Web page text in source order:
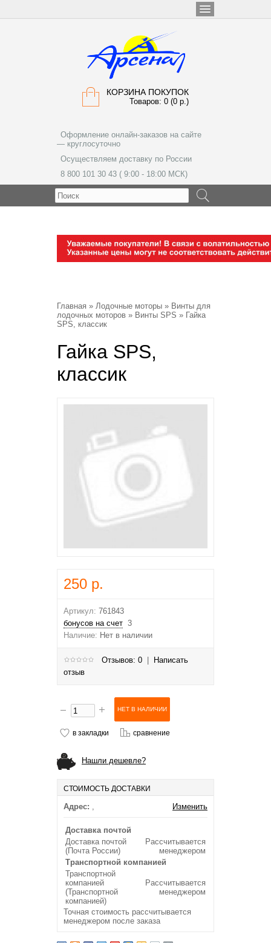
КОРЗИНА ПОКУПОК
Товаров: 0 (0 р.)
Оформление онлайн-заказов на сайте
— круглосуточно
Осуществляем доставку по России
8 800 101 30 43 ( 9:00 - 18:00 МСК)
Главная » Лодочные моторы » Винты для
лодочных моторов » Винты SPS » Гайка
SPS, классик
Гайка SPS,
классик
250 р.
Артикул: 761843
бонусов на счет 3
Наличие: Нет в наличии
Отзывов: 0
Написать
отзыв
в закладки сравнение
Нашли дешевле?
СТОИМОСТЬ ДОСТАВКИ
Адрес: , Изменить
Доставка почтой
Доставка почтой
(Почта России)
Рассчитывается
менеджером
Транспортной компанией
Транспортной
компанией
(Транспортной
компанией)
Рассчитывается
менеджером
Точная стоимость рассчитывается
менеджером после заказа